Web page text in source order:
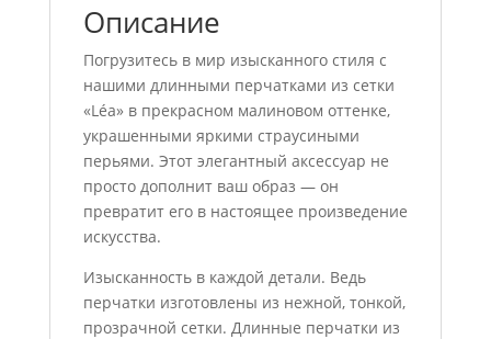
Описание
Погрузитесь в мир изысканного стиля с
нашими длинными перчатками из сетки
«Léa» в прекрасном малиновом оттенке,
украшенными яркими страусиными
перьями. Этот элегантный аксессуар не
просто дополнит ваш образ — он
превратит его в настоящее произведение
искусства.
Изысканность в каждой детали. Ведь
перчатки изготовлены из нежной, тонкой,
прозрачной сетки. Длинные перчатки из